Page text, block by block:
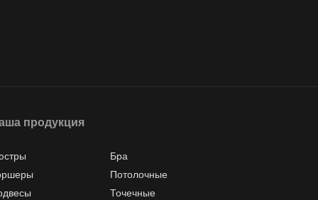
продукция
Бра
Потолочные
Точечные